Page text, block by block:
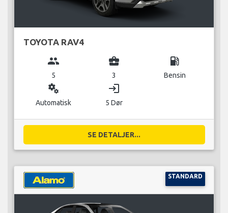
TOYOTA RAV4
group
5
business_center
3
local_gas_station
Bensin
miscellaneous_services
Automatisk
login
5 Dør
SE DETALJER...
STANDARD